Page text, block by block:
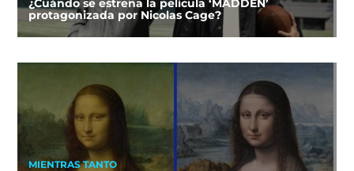
protagonizada por Nicolas Cage?
MIENTRAS TANTO